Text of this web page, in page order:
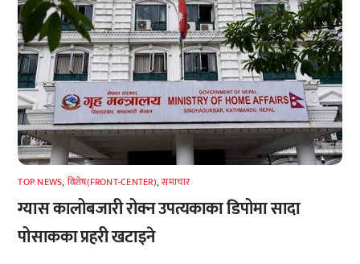
TOP NEWS, विशेष(FRONT-CENTER),समाचार
ग्यास कालोबजारी रोक्न उपत्यकाका डिपोमा सादा
पोसाकका प्रहरी खटाइने